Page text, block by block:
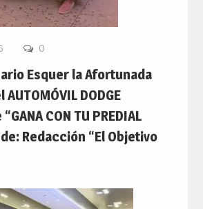
0
Esquer la Afortunada
DODGE
CON TU PREDIAL
Redacción “El Objetivo